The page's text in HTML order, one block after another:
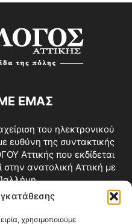
χρησιμοποιούμε
ΕΜΑΣ
του ηλεκτρονικού
ευθύνη της συντακτικής
Αττικής που εκδίδεται
ανατολική Αττική με